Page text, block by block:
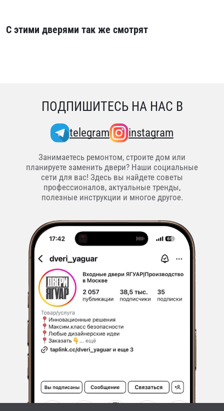
С этими дверями так же смотрят
ПОДПИШИТЕСЬ НА НАС В
telegram instagram
Занимаетесь ремонтом, строите дом или
планируете заменить двери? Наши социальные
сети для вас! Здесь вы найдете советы
профессионалов, актуальные тренды,
полезные инструкции и многое другое.